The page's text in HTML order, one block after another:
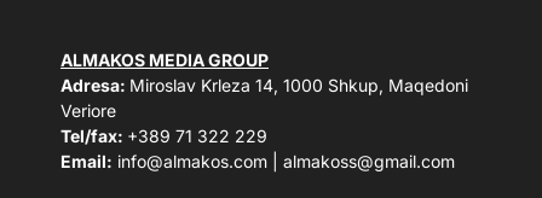
ALMAKOS MEDIA GROUP
Adresa: Miroslav Krleza 14, 1000 Shkup, Maqedoni
Veriore
Tel/fax: +389 71 322 229
Email: info@almakos.com almakoss@gmail.com